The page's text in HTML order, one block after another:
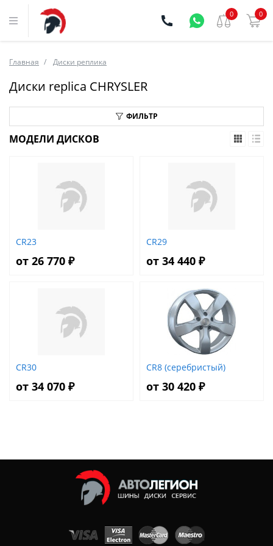
0 0
Главная Диски реплика
Диски replica CHRYSLER
ФИЛЬТР
МОДЕЛИ ДИСКОВ
CR23
от 26 770 ₽
CR29
от 34 440 ₽
CR30
от 34 070 ₽
CR8 (серебристый)
от 30 420 ₽